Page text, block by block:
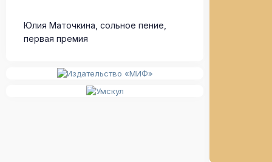
Юлия Маточкина, сольное пение,
первая премия